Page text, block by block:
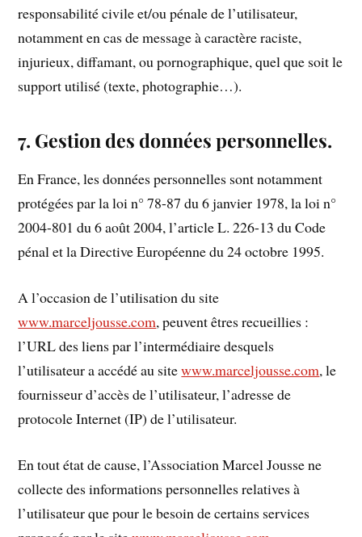
responsabilité civile et/ou pénale de l’utilisateur,
notamment en cas de message à caractère raciste,
injurieux, diffamant, ou pornographique, quel que soit le
support utilisé (texte, photographie…).
7. Gestion des données personnelles.
En France, les données personnelles sont notamment
protégées par la loi n° 78-87 du 6 janvier 1978, la loi n°
2004-801 du 6 août 2004, l’article L. 226-13 du Code
pénal et la Directive Européenne du 24 octobre 1995.
A l’occasion de l’utilisation du site
www.marceljousse.com, peuvent êtres recueillies :
l’URL des liens par l’intermédiaire desquels
l’utilisateur a accédé au sitewww.marceljousse.com, le
fournisseur d’accès de l’utilisateur, l’adresse de
protocole Internet (IP) de l’utilisateur.
En tout état de cause, l’Association Marcel Jousse ne
collecte des informations personnelles relatives à
l’utilisateur que pour le besoin de certains services